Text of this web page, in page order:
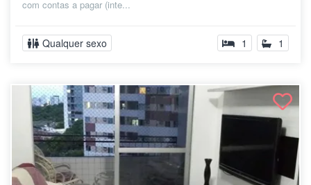
com contas a pagar (inte...
Qualquer sexo 1 1